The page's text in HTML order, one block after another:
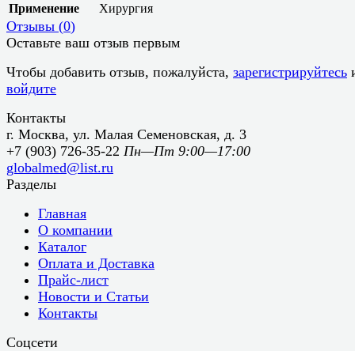
Применение
Хирургия
Отзывы (0)
Оставьте ваш отзыв первым
Чтобы добавить отзыв, пожалуйста, зарегистрируйтесь
войдите
Контакты
г. Москва, ул. Малая Семеновская, д. 3
+7 (903) 726-35-22 Пн—Пт 9:00—17:00
globalmed@list.ru
Разделы
Главная
О компании
Каталог
Оплата и Доставка
Прайс-лист
Новости и Статьи
Контакты
Соцсети